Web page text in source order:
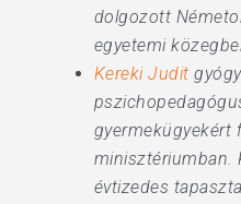
dolgozott
egyetemi
Kereki Judit
gyermekügyekért
minisztériumban.
évtizedes